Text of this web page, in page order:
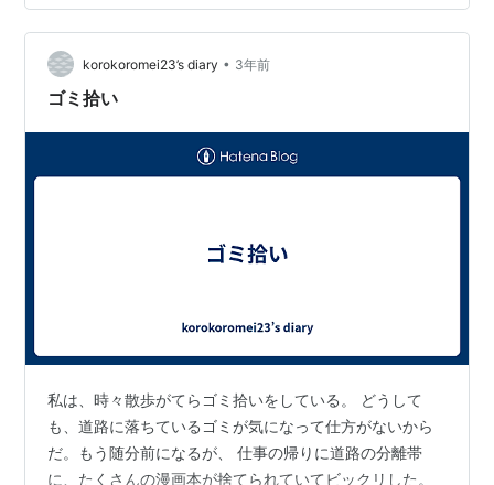
縦9つ、横に9つの目標を書いて、全部で81の目標を設定
しています。 その中には「不安をなくす」や「仲間を思
いやる」があり、ゴミを拾いも。 大谷が花巻東時代に書
いた「…
korokoromei23’s diary • 3年前
ゴミ拾い
私は、時々散歩がてらゴミ拾いをしている。 どうして
も、道路に落ちているゴミが気になって仕方がないから
だ。もう随分前になるが、 仕事の帰りに道路の分離帯
に、たくさんの漫画本が捨てられていてビックリした。